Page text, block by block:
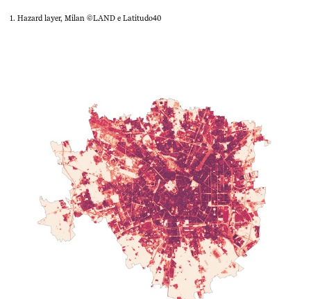
1. Hazard layer, Milan ©LAND e Latitudo40